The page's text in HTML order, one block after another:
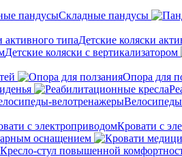
Складные пандусы
Детские коляски
Детские коляски с вертикализатором
Опора для
Кровати с
оснащением
Кресло-стул повышенной